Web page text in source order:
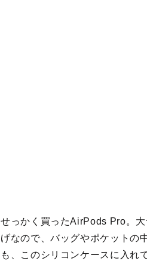
せっかく買ったAirPods Pro。
げなので、バッグやポケットの
も、このシリコンケースに入れ